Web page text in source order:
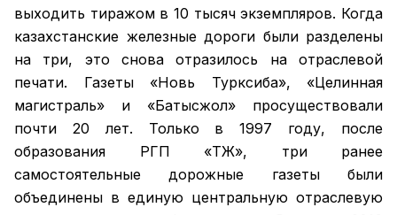
выходить тиражом в 10 тысяч экземпляров. Когда
казахстанские железные дороги были разделены
на три, это снова отразилось на отраслевой
печати. Газеты «Новь Турксиба», «Целинная
магистраль» и «Батысжол» просуществовали
почти 20 лет. Только в 1997 году, после
образования РГП «ҚТЖ», три ранее
самостоятельные дорожные газеты были
объединены в единую центральную отраслевую